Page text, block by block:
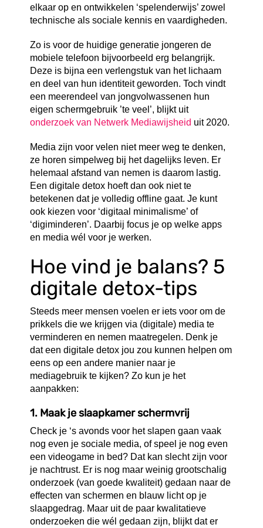
elkaar op en ontwikkelen ‘spelenderwijs’ zowel
technische als sociale kennis en vaardigheden.
Zo is voor de huidige generatie jongeren de
mobiele telefoon bijvoorbeeld erg belangrijk.
Deze is bijna een verlengstuk van het lichaam
en deel van hun identiteit geworden. Toch vindt
een meerendeel van jongvolwassenen hun
eigen schermgebruik ’te veel’, blijkt uit
onderzoek van Netwerk Mediawijsheid uit 2020.
Media zijn voor velen niet meer weg te denken,
ze horen simpelweg bij het dagelijks leven. Er
helemaal afstand van nemen is daarom lastig.
Een digitale detox hoeft dan ook niet te
betekenen dat je volledig offline gaat. Je kunt
ook kiezen voor ‘digitaal minimalisme’ of
‘digiminderen’. Daarbij focus je op welke apps
en media wél voor je werken.
Hoe vind je balans? 5
digitale detox-tips
Steeds meer mensen voelen er iets voor om de
prikkels die we krijgen via (digitale) media te
verminderen en nemen maatregelen. Denk je
dat een digitale detox jou zou kunnen helpen om
eens op een andere manier naar je
mediagebruik te kijken? Zo kun je het
aanpakken:
1. Maak je slaapkamer schermvrij
Check je ‘s avonds voor het slapen gaan vaak
nog even je sociale media, of speel je nog even
een videogame in bed? Dat kan slecht zijn voor
je nachtrust. Er is nog maar weinig grootschalig
onderzoek (van goede kwaliteit) gedaan naar de
effecten van schermen en blauw licht op je
slaapgedrag. Maar uit de paar kwalitatieve
onderzoeken die wél gedaan zijn, blijkt dat er